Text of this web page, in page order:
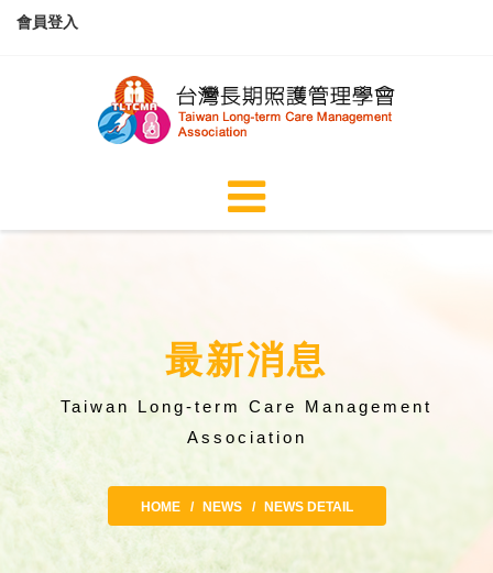
會員登入
最新消息
Taiwan Long-term Care Management
Association
HOME NEWS NEWS DETAIL